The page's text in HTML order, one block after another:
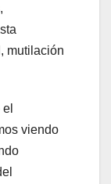
mutilación
viendo